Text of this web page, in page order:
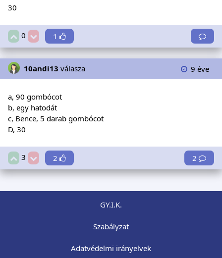
30
0 1
10andi13 válasza 9 éve
a, 90 gombócot
b, egy hatodát
c, Bence, 5 darab gombócot
D, 30
3 2 2
GY.I.K.
Szabályzat
Adatvédelmi irányelvek